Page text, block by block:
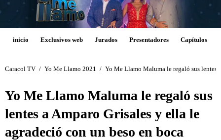
inicio Exclusivos web Jurados Presentadores Capítulos
Caracol TV / Yo Me Llamo 2021 / Yo Me Llamo Maluma le regaló sus lentes
Yo Me Llamo Maluma le regaló sus
lentes a Amparo Grisales y ella le
agradeció con un beso en boca